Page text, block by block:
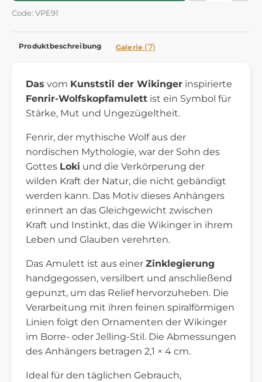
Code: VPE91
Produktbeschreibung Galerie (7)
Das vom Kunststil der Wikinger inspirierte
Fenrir-Wolfskopfamulett ist ein Symbol für
Stärke, Mut und Ungezügeltheit.
Fenrir, der mythische Wolf aus der
nordischen Mythologie, war der Sohn des
Gottes Loki und die Verkörperung der
wilden Kraft der Natur, die nicht gebändigt
werden kann. Das Motiv dieses Anhängers
erinnert an das Gleichgewicht zwischen
Kraft und Instinkt, das die Wikinger in ihrem
Leben und Glauben verehrten.
Das Amulett ist aus einer Zinklegierung
handgegossen, versilbert und anschließend
gepunzt, um das Relief hervorzuheben. Die
Verarbeitung mit ihren feinen spiralförmigen
Linien folgt den Ornamenten der Wikinger
im Borre- oder Jelling-Stil. Die Abmessungen
des Anhängers betragen 2,1 × 4 cm.
Ideal für den täglichen Gebrauch,